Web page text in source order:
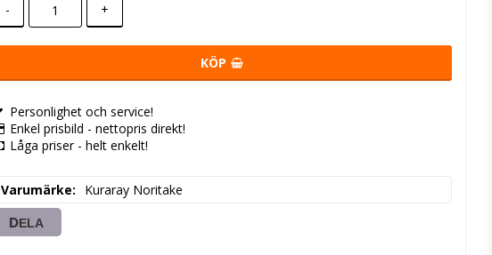
- +
KÖP
Personlighet och service!
Enkel prisbild - nettopris direkt!
Låga priser - helt enkelt!
Varumärke Kuraray Noritake
DELA